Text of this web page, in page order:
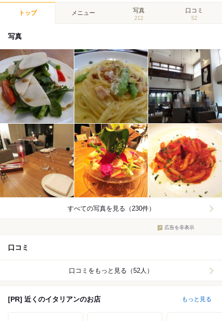
トップ メニュー 写真
212
口コミ
52
写真
すべての写真を見る（230件）
広告を非表示
口コミ
口コミをもっと見る（52人）
[PR] 近くのイタリアンのお店 もっと見る